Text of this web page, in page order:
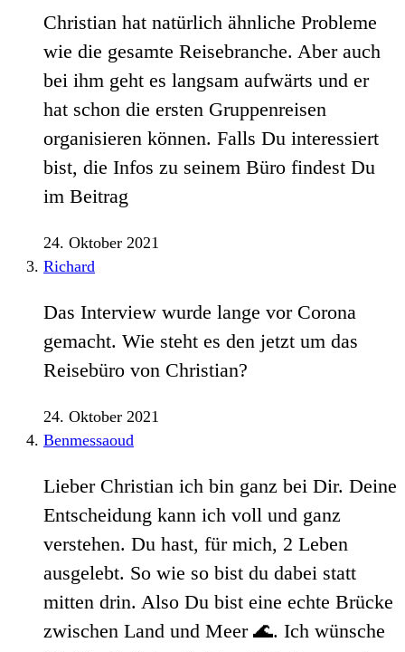
Christian hat natürlich ähnliche Probleme
wie die gesamte Reisebranche. Aber auch
bei ihm geht es langsam aufwärts und er
hat schon die ersten Gruppenreisen
organisieren können. Falls Du interessiert
bist, die Infos zu seinem Büro findest Du
im Beitrag
24. Oktober 2021
Richard
Das Interview wurde lange vor Corona
gemacht. Wie steht es den jetzt um das
Reisebüro von Christian?
24. Oktober 2021
Benmessaoud
Lieber Christian ich bin ganz bei Dir. Deine
Entscheidung kann ich voll und ganz
verstehen. Du hast, für mich, 2 Leben
ausgelebt. So wie so bist du dabei statt
mitten drin. Also Du bist eine echte Brücke
zwischen Land und Meer 🌊. Ich wünsche